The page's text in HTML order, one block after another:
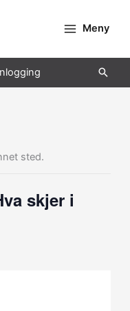
Meny
Søk
sted.
skjer i